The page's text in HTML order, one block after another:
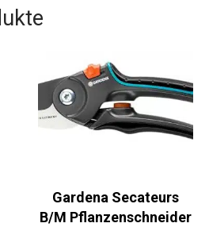
Gardena Secateurs
B/M Pflanzenschneider